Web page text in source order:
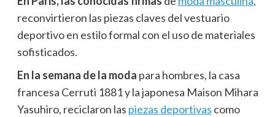
reconvirtieron las piezas claves del vestuario
deportivo en estilo formal con el uso de materiales
sofisticados.
En la semana de la moda para hombres, la casa
francesa Cerruti 1881 y la japonesa Maison Mihara
Yasuhiro, reciclaron las piezas deportivas como